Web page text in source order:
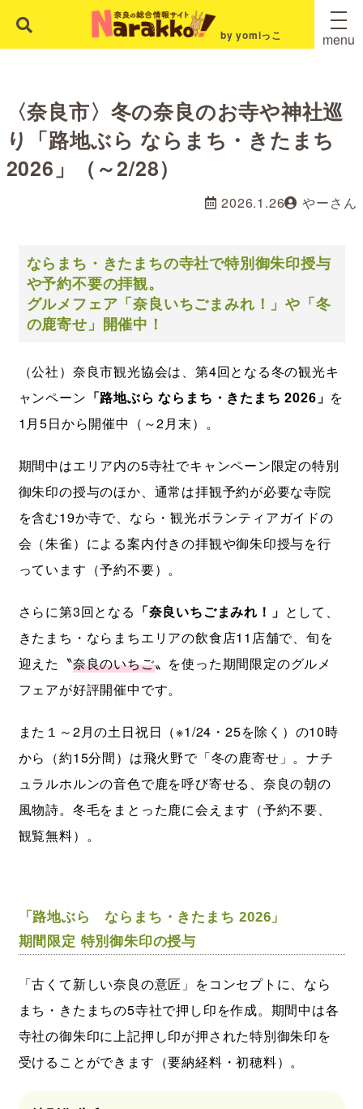
by yomiっこ menu
〈奈良市〉冬の奈良のお寺や神社巡
り「路地ぶら ならまち・きたまち
2026」（～2/28）
2026.1.26 やーさん
ならまち・きたまちの寺社で特別御朱印授与
や予約不要の拝観。
グルメフェア「奈良いちごまみれ！」や「冬
の鹿寄せ」開催中！
（公社）奈良市観光協会は、第4回となる冬の観光キ
ャンペーン 「路地ぶら ならまち・きたまち 2026」 を
1月5日から開催中（～2月末）。
期間中はエリア内の5寺社でキャンペーン限定の特別
御朱印の授与のほか、通常は拝観予約が必要な寺院
を含む19か寺で、なら・観光ボランティアガイドの
会（朱雀）による案内付きの拝観や御朱印授与を行
っています（予約不要）。
さらに第3回となる 「奈良いちごまみれ！」 として、
きたまち・ならまちエリアの飲食店11店舗で、旬を
迎えた〝奈良のいちご〟を使った期間限定のグルメ
フェアが好評開催中です。
また１～2月の土日祝日（※1/24・25を除く）の10時
から（約15分間）は飛火野で「冬の鹿寄せ」。ナチ
ュラルホルンの音色で鹿を呼び寄せる、奈良の朝の
風物詩。冬毛をまとった鹿に会えます（予約不要、
観覧無料）。
「路地ぶら ならまち・きたまち 2026」
期間限定 特別御朱印の授与
「古くて新しい奈良の意匠」をコンセプトに、なら
まち・きたまちの5寺社で押し印を作成。期間中は各
寺社の御朱印に上記押し印が押された特別御朱印を
受けることができます（要納経料・初穂料）。